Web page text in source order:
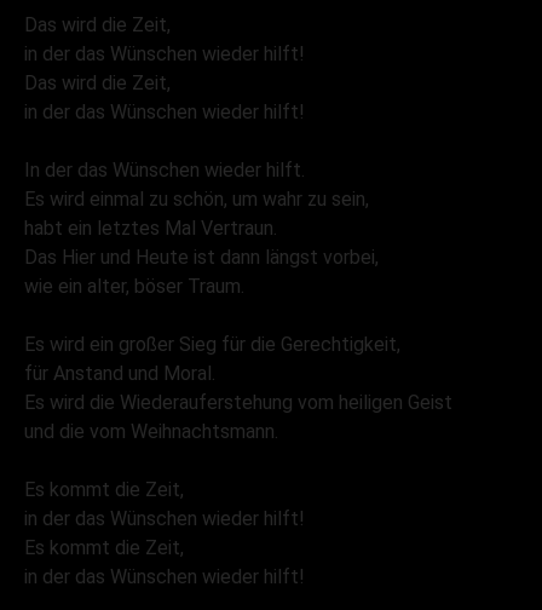
Das wird die Zeit,
in der das Wünschen wieder hilft!
Das wird die Zeit,
in der das Wünschen wieder hilft!
In der das Wünschen wieder hilft.
Es wird einmal zu schön, um wahr zu sein,
habt ein letztes Mal Vertraun.
Das Hier und Heute ist dann längst vorbei,
wie ein alter, böser Traum.
Es wird ein großer Sieg für die Gerechtigkeit,
für Anstand und Moral.
Es wird die Wiederauferstehung vom heiligen Geist
und die vom Weihnachtsmann.
Es kommt die Zeit,
in der das Wünschen wieder hilft!
Es kommt die Zeit,
in der das Wünschen wieder hilft!